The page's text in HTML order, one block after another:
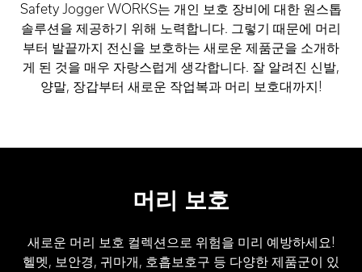
Safety Jogger WORKS는 개인 보호 장비에 대한 원스톱
솔루션을 제공하기 위해 노력합니다. 그렇기 때문에 머리
부터 발끝까지 전신을 보호하는 새로운 제품군을 소개하
게 된 것을 매우 자랑스럽게 생각합니다. 잘 알려진 신발,
양말, 장갑부터 새로운 작업복과 머리 보호대까지!
머리 보호
새로운 머리 보호 컬렉션으로 위험을 미리 예방하세요!
헬멧, 보안경, 귀마개, 호흡보호구 등 다양한 제품군이 있